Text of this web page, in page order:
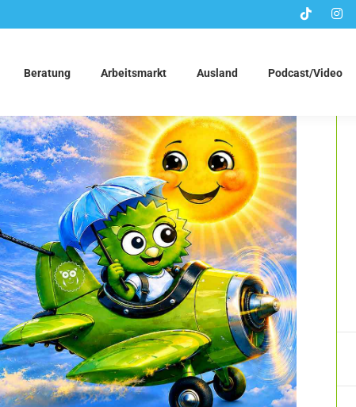
Beratung Arbeitsmarkt Ausland Podcast/Video